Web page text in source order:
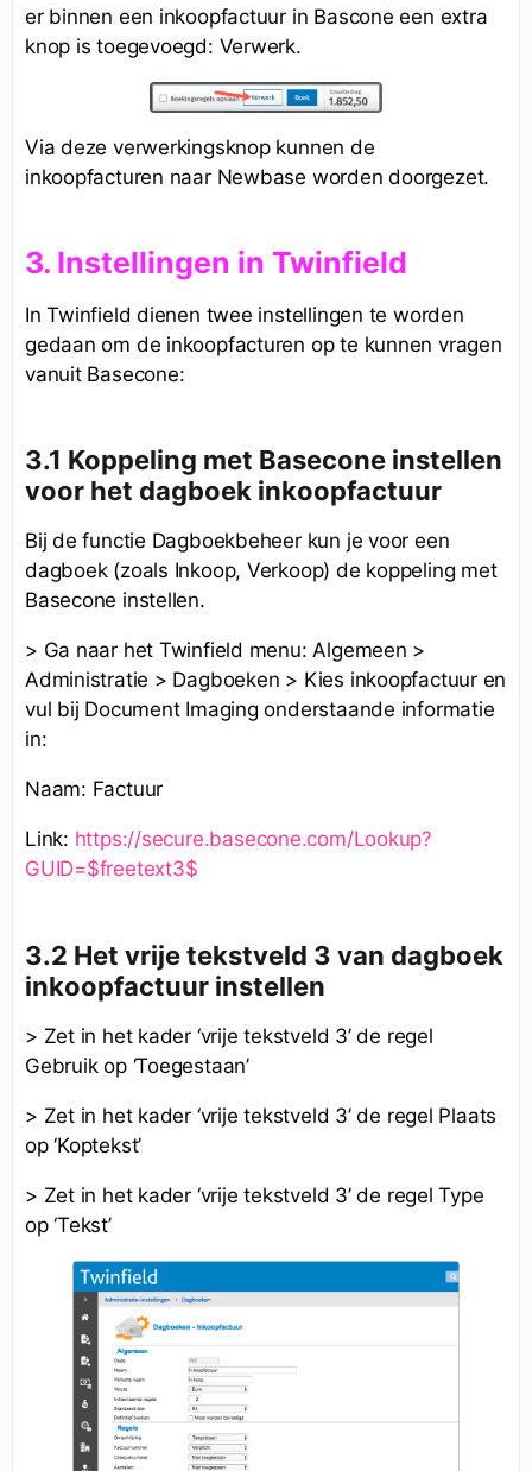
er binnen een inkoopfactuur in Bascone een extra
knop is toegevoegd: Verwerk.
Via deze verwerkingsknop kunnen de
inkoopfacturen naar Newbase worden doorgezet.
3. Instellingen in Twinfield
In Twinfield dienen twee instellingen te worden
gedaan om de inkoopfacturen op te kunnen vragen
vanuit Basecone:
3.1 Koppeling met Basecone instellen
voor het dagboek inkoopfactuur
Bij de functie Dagboekbeheer kun je voor een
dagboek (zoals Inkoop, Verkoop) de koppeling met
Basecone instellen.
> Ga naar het Twinfield menu: Algemeen >
Administratie > Dagboeken > Kies inkoopfactuur en
vul bij Document Imaging onderstaande informatie
in:
Naam: Factuur
Link: https://secure.basecone.com/Lookup?
GUID=$freetext3$
3.2 Het vrije tekstveld 3 van dagboek
inkoopfactuur instellen
> Zet in het kader ‘vrije tekstveld 3’ de regel
Gebruik op ‘Toegestaan’
> Zet in het kader ‘vrije tekstveld 3’ de regel Plaats
op ‘Koptekst’
> Zet in het kader ‘vrije tekstveld 3’ de regel Type
op ‘Tekst’